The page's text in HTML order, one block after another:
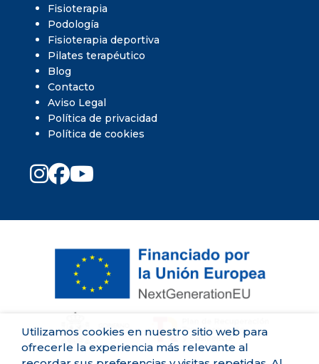
Fisioterapia
Podología
Fisioterapia deportiva
Pilates terapéutico
Blog
Contacto
Aviso Legal
Política de privacidad
Política de cookies
Utilizamos cookies en nuestro sitio web para
ofrecerle la experiencia más relevante al